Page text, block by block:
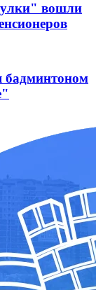
вошли
бадминтоном